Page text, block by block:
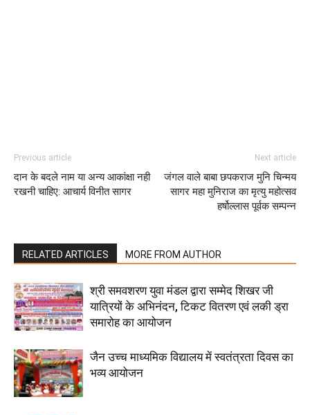
Previous article
दान के बदले नाम या अन्य आकांक्षा नही
रखनी चाहिए: आचार्य विनीत सागर
Next article
जंगल वाले बाबा छपकराज मुनि चिन्मय
सागर महा मुनिराज का मृत्यु महोत्सव
हर्षोल्लास पूर्वक सम्पन्न
RELATED ARTICLES MORE FROM AUTHOR
श्री समवशरण युवा मंडल द्वारा सम्मेद शिखर जी
यात्रियों के अभिनंदन, टिकट वितरण एवं लकी ड्रा
समारोह का आयोजन
जैन उच्च माध्यमिक विद्यालय में स्वतंत्रता दिवस का
भव्य आयोजन